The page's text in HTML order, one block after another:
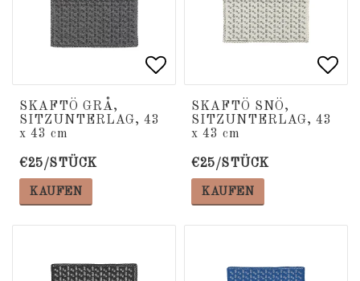
Add to list of favorites
Add to list of favorites
SKAFTÖ GRÅ,
SITZUNTERLAG, 43
x 43 cm
€25/STÜCK
KAUFEN
SKAFTÖ SNÖ,
SITZUNTERLAG, 43
x 43 cm
€25/STÜCK
KAUFEN